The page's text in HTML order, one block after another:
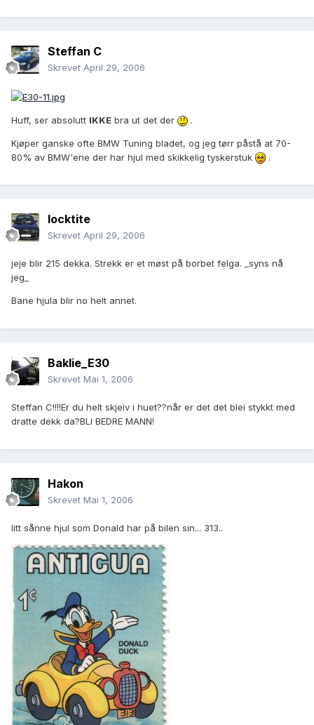
Steffan C
Skrevet April 29, 2006
Huff, ser absolutt IKKE bra ut det der .
Kjøper ganske ofte BMW Tuning bladet, og jeg tørr påstå at 70-
80% av BMW'ene der har hjul med skikkelig tyskerstuk
.
locktite
Skrevet April 29, 2006
jeje blir 215 dekka. Strekk er et møst på borbet felga. _syns nå
jeg_
Bane hjula blir no helt annet.
Baklie_E30
Skrevet Mai 1, 2006
Steffan C!!!!Er du helt skjeiv i huet??når er det det blei stykkt med
dratte dekk da?BLI BEDRE MANN!
Hakon
Skrevet Mai 1, 2006
litt sånne hjul som Donald har på bilen sin... 313..